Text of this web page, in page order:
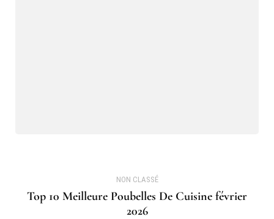
NON CLASSÉ
Top 10 Meilleure Poubelles De Cuisine février
2026